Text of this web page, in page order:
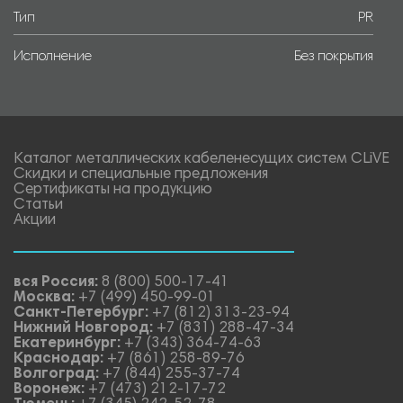
Тип PR
Исполнение Без покрытия
Каталог металлических кабеленесущих систем CLiVE
Скидки и специальные предложения
Сертификаты на продукцию
Статьи
Акции
вся Россия: 8 (800) 500-17-41
Москва: +7 (499) 450-99-01
Санкт-Петербург: +7 (812) 313-23-94
Нижний Новгород: +7 (831) 288-47-34
Екатеринбург: +7 (343) 364-74-63
Краснодар: +7 (861) 258-89-76
Волгоград: +7 (844) 255-37-74
Воронеж: +7 (473) 212-17-72